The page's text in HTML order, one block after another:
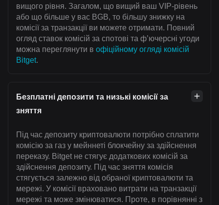
вищого рівня. Загалом, що вищий ваш VIP-рівень
або що більше у вас BGB, то більшу знижку на
комісії за транзакції ви можете отримати. Повний
огляд ставок комісій за спотові та ф’ючерсні угоди
можна переглянути в офіційному огляді комісій
Bitget.
Безплатні депозити та низькі комісії за
зняття
Під час депозиту криптовалюти потрібно сплатити
комісію за газ у мейннеті блокчейну за здійснення
переказу. Bitget не стягує додаткових комісій за
здійснення депозиту. Під час зняття комісія
стягується залежно від обраної криптовалюти та
мережі. У комісії враховано витрати на транзакції
мережі та може змінюватися. Проте, в порівнянні з